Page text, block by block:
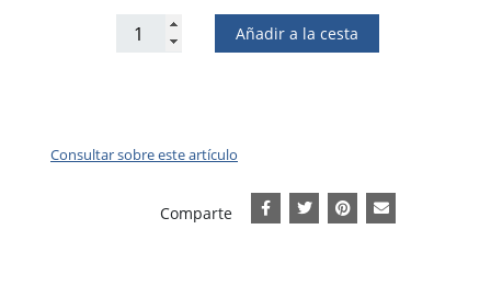
Añadir a la cesta
Consultar sobre este artículo
Comparte